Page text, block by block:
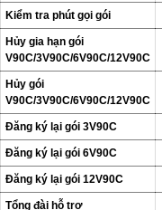
Kiểm tra phút gọi gói
Hủy gia hạn gói
V90C/3V90C/6V90C/12V90C
Hủy gói
V90C/3V90C/6V90C/12V90C
Đăng ký lại gói 3V90C
Đăng ký lại gói 6V90C
Đăng ký lại gói 12V90C
Tổng đài hỗ trợ